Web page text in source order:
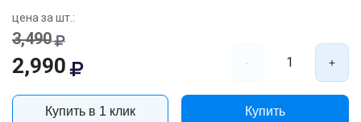
цена за шт.:
3,490
2,990 - 1 +
Купить в 1 клик Купить